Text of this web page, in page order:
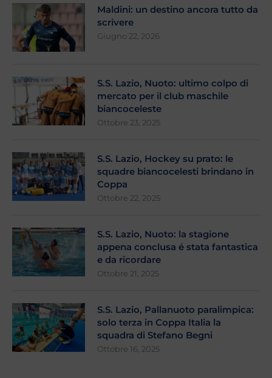
Maldini: un destino ancora tutto da
scrivere
Giugno 22, 2026
S.S. Lazio, Nuoto: ultimo colpo di
mercato per il club maschile
biancoceleste
Ottobre 23, 2025
S.S. Lazio, Hockey su prato: le
squadre biancocelesti brindano in
Coppa
Ottobre 22, 2025
S.S. Lazio, Nuoto: la stagione
appena conclusa é stata fantastica
e da ricordare
Ottobre 21, 2025
S.S. Lazio, Pallanuoto paralimpica:
solo terza in Coppa Italia la
squadra di Stefano Begni
Ottobre 16, 2025